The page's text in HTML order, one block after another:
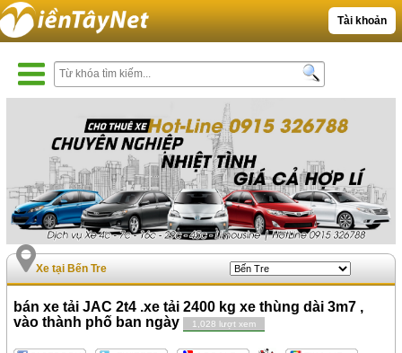
Tài khoản
Xe tại Bến Tre
bán xe tải JAC 2t4 .xe tải 2400 kg xe thùng dài 3m7 ,
vào thành phố ban ngày
1,028 lượt xem